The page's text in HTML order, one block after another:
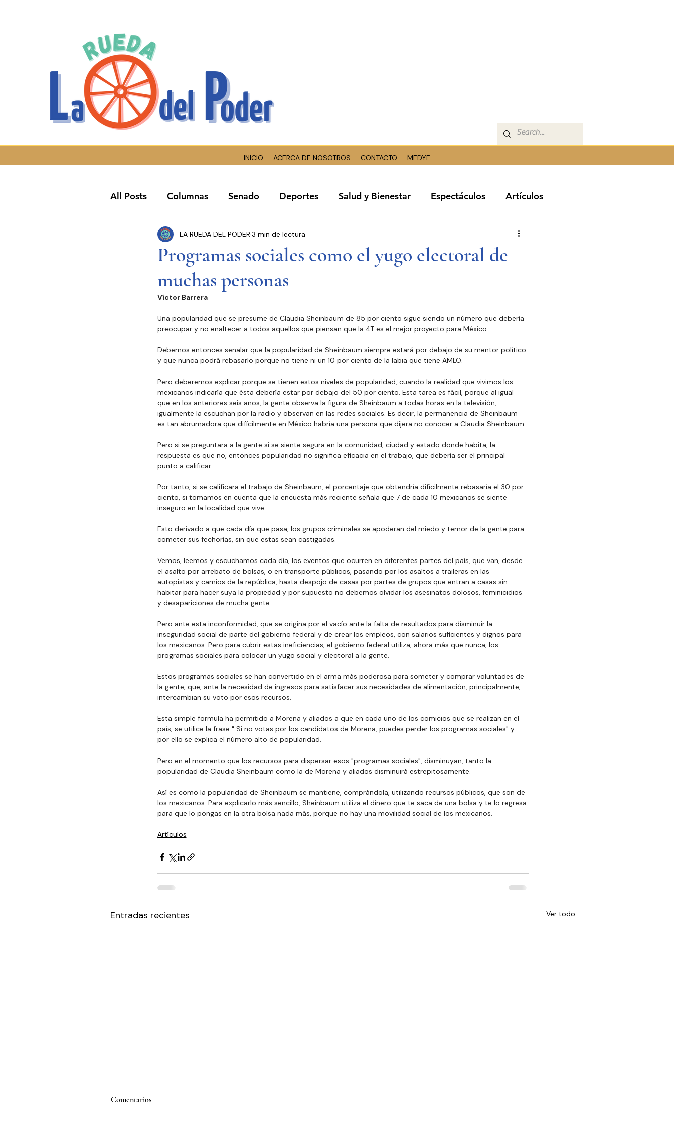
INICIO ACERCA DE NOSOTROS CONTACTO MEDYE
All Posts Columnas Senado Deportes Salud y Bienestar Espectáculos Artículos
Congreso Cdmx Presidencia Entrevistas
Seguridad Pública Ciudad de México
Estados y Municipios Partidos Políticos Poder Judicial Cámara de Diputados
Programas sociales como el yugo electoral de
muchas personas
LA RUEDA DEL PODER 3 min de lectura
Víctor Barrera
Una popularidad que se presume de Claudia Sheinbaum de 85 por ciento sigue siendo un número que debería
preocupar y no enaltecer a todos aquellos que piensan que la 4T es el mejor proyecto para México.
Debemos entonces señalar que la popularidad de Sheinbaum siempre estará por debajo de su mentor político
y que nunca podrá rebasarlo porque no tiene ni un 10 por ciento de la labia que tiene AMLO.
Pero deberemos explicar porque se tienen estos niveles de popularidad, cuando la realidad que vivimos los
mexicanos indicaría que ésta debería estar por debajo del 50 por ciento. Esta tarea es fácil, porque al igual
que en los anteriores seis años, la gente observa la figura de Sheinbaum a todas horas en la televisión,
igualmente la escuchan por la radio y observan en las redes sociales. Es decir, la permanencia de Sheinbaum
es tan abrumadora que difícilmente en México habría una persona que dijera no conocer a Claudia Sheinbaum.
Pero si se preguntara a la gente si se siente segura en la comunidad, ciudad y estado donde habita, la
respuesta es que no, entonces popularidad no significa eficacia en el trabajo, que debería ser el principal
punto a calificar.
Por tanto, si se calificara el trabajo de Sheinbaum, el porcentaje que obtendría difícilmente rebasaría el 30 por
ciento, si tomamos en cuenta que la encuesta más reciente señala que 7 de cada 10 mexicanos se siente
inseguro en la localidad que vive.
Esto derivado a que cada día que pasa, los grupos criminales se apoderan del miedo y temor de la gente para
cometer sus fechorías, sin que estas sean castigadas.
Vemos, leemos y escuchamos cada día, los eventos que ocurren en diferentes partes del país, que van, desde
el asalto por arrebato de bolsas, o en transporte públicos, pasando por los asaltos a traileras en las
autopistas y camios de la república, hasta despojo de casas por partes de grupos que entran a casas sin
habitar para hacer suya la propiedad y por supuesto no debemos olvidar los asesinatos dolosos, feminicidios
y desapariciones de mucha gente.
Pero ante esta inconformidad, que se origina por el vacío ante la falta de resultados para disminuir la
inseguridad social de parte del gobierno federal y de crear los empleos, con salarios suficientes y dignos para
los mexicanos. Pero para cubrir estas ineficiencias, el gobierno federal utiliza, ahora más que nunca, los
programas sociales para colocar un yugo social y electoral a la gente.
Estos programas sociales se han convertido en el arma más poderosa para someter y comprar voluntades de
la gente, que, ante la necesidad de ingresos para satisfacer sus necesidades de alimentación, principalmente,
intercambian su voto por esos recursos.
Esta simple formula ha permitido a Morena y aliados a que en cada uno de los comicios que se realizan en el
país, se utilice la frase " Si no votas por los candidatos de Morena, puedes perder los programas sociales" y
por ello se explica el número alto de popularidad.
Pero en el momento que los recursos para dispersar esos "programas sociales", disminuyan, tanto la
popularidad de Claudia Sheinbaum como la de Morena y aliados disminuirá estrepitosamente.
Así es como la popularidad de Sheinbaum se mantiene, comprándola, utilizando recursos públicos, que son de
los mexicanos. Para explicarlo más sencillo, Sheinbaum utiliza el dinero que te saca de una bolsa y te lo regresa
para que lo pongas en la otra bolsa nada más, porque no hay una movilidad social de los mexicanos.
Artículos
Entradas recientes Ver todo
Comentarios